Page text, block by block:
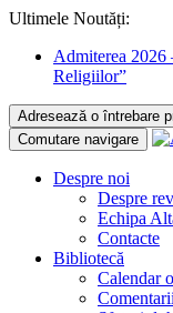
Ultimele Noutăți:
Admiterea 2026
Religiilor”
Adresează o întrebare
Comutare navigare
Despre noi
Despre
Echipa
Contacte
Bibliotecă
Calendar